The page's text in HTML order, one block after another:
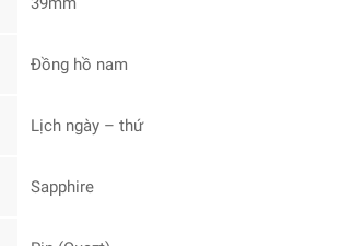
Đồng hồ nam
Lịch ngày – thứ
Sapphire